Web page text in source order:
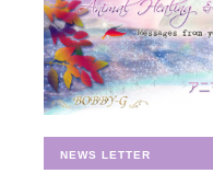
2019/07/26
早速お財布に入れさせて頂
NEWS LETTER